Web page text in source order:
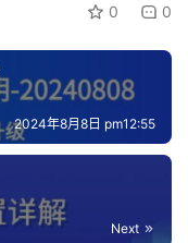
0 0
2024年8月8日 pm12:55
Next